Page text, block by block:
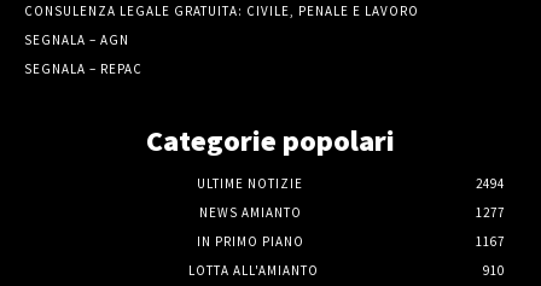
CONSULENZA LEGALE GRATUITA: CIVILE, PENALE E LAVORO
SEGNALA – AGN
SEGNALA – REPAC
Categorie popolari
ULTIME NOTIZIE
2494
NEWS AMIANTO
1277
IN PRIMO PIANO
1167
LOTTA ALL'AMIANTO
910